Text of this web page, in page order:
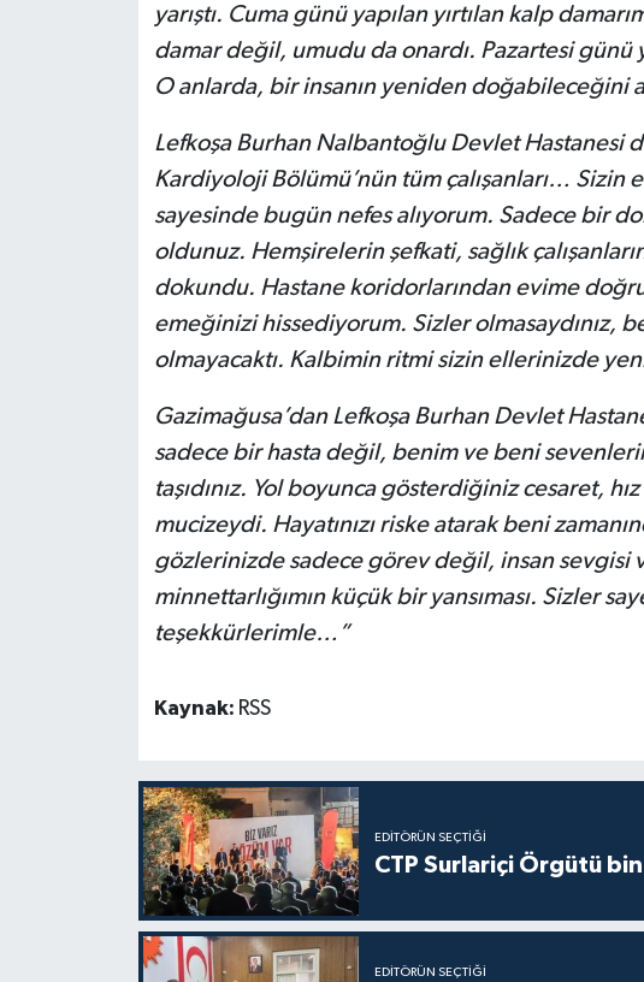
yarıştı. Cuma günü yapılan yırtılan kalp
damar değil, umudu da onardı. Pazartesi
O anlarda, bir insanın yeniden doğabileceğini
Lefkoşa Burhan Nalbantoğlu Devlet Hastanesi
Kardiyoloji Bölümü’nün tüm çalışanları… Sizin
sayesinde bugün nefes alıyorum. Sadece bir
oldunuz. Hemşirelerin şefkati, sağlık
dokundu. Hastane koridorlarından evime
emeğinizi hissediyorum. Sizler olmasaydınız,
olmayacaktı. Kalbimin ritmi sizin ellerinizde
Gazimağusa’dan Lefkoşa Burhan Devlet
sadece bir hasta değil, benim ve beni
taşıdınız. Yol boyunca gösterdiğiniz cesaret,
mucizeydi. Hayatınızı riske atarak beni
gözlerinizde sadece görev değil, insan sevgisi
minnettarlığımın küçük bir yansıması. Sizler
teşekkürlerimle…”
Kaynak: RSS
EDITÖRÜN SEÇTIĞI
CTP Surlariçi Örgütü
EDITÖRÜN SEÇTIĞI